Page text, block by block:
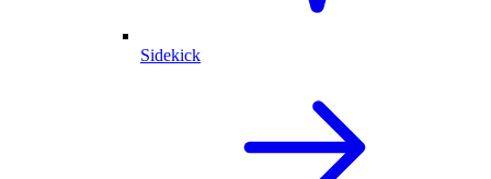
Sidekick